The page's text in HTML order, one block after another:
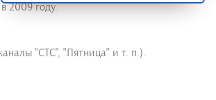
2009 году.
"СТС", "Пятница" и т. п.).